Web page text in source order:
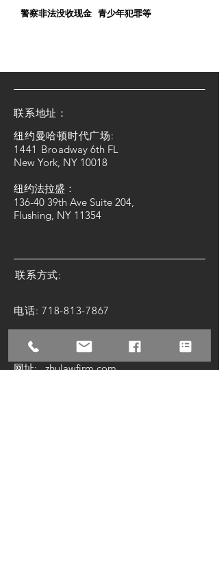
警察非法没收现金 青少年犯罪等
​联系地址：
纽约曼哈顿时代广场:
1441 Broadway 6th FL
New York, NY 10018
纽约法拉盛：
136-40 39th Ave Suite 204,
Flushing, NY 11354
联系方式:
电话: 718-813-7867
邮箱: attorney@zhulawfirm.com
网址: zhulawfirm.com